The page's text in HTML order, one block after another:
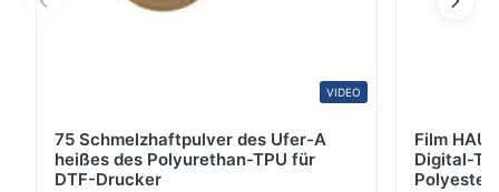
VIDEO
75 Schmelzhaftpulver des Ufer-A
heißes des Polyurethan-TPU für
DTF-Drucker
Film
Digital-